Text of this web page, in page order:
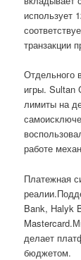
использует
транзакции
Отдельного
игры. Sultan
лимиты на
работе
Платежная
Bank, Halyk
делает
бюджетом.